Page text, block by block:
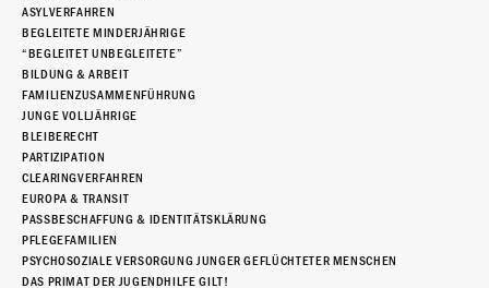
ASYLVERFAHREN
BEGLEITETE MINDERJÄHRIGE
“BEGLEITET UNBEGLEITETE”
BILDUNG & ARBEIT
FAMILIENZUSAMMENFÜHRUNG
JUNGE VOLLJÄHRIGE
BLEIBERECHT
PARTIZIPATION
CLEARINGVERFAHREN
EUROPA & TRANSIT
PASSBESCHAFFUNG & IDENTITÄTSKLÄRUNG
PFLEGEFAMILIEN
PSYCHOSOZIALE VERSORGUNG JUNGER GEFLÜCHTETER MENSCHEN
DAS PRIMAT DER JUGENDHILFE GILT!